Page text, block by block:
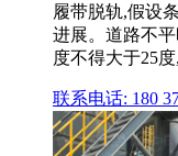
履带脱轨,假设
进展。道路不
度不得大于25
联系电话: 180